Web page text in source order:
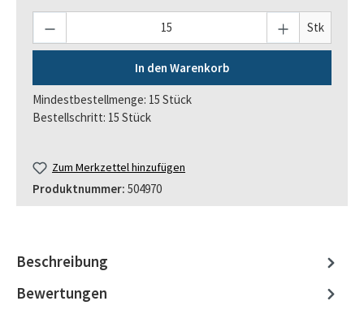
Stk
In den Warenkorb
Mindestbestellmenge: 15 Stück
Bestellschritt: 15 Stück
Zum Merkzettel hinzufügen
Produktnummer: 504970
Beschreibung
Bewertungen